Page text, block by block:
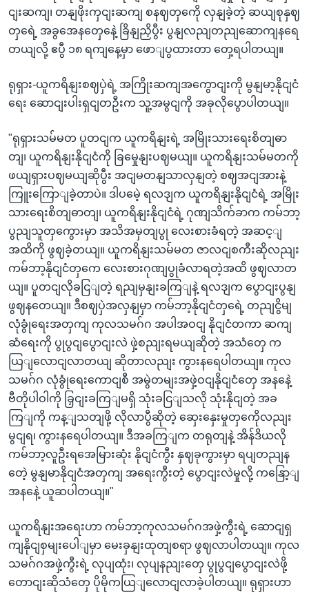
ငျးဆကျ၊ တနျဖိုးကှငျးဆကျ စနဈတှကေို လှနျခဲ့တဲ့ ဆယျစုနှဈ
တှရေဲ့ အခွအေနတှေနေဲ့ ခြိနျညှိပွီး ပွနျလညျတညျဆောကျနရေ
တယျလို့ ဧပွီ ၁၈ ရကျနေ့မှာ ဖောျပွထားတာ တှေ့ရပါတယျ။
ရုရှား-ယူကရိနျးစဈပှဲရဲ့ အကြိုးဆကျအကွောငျးကို မွနျမာ့နိုငျငံ
ရေး ဆောငျးပါးရှငျတဦးက သူ့အမွငျကို အခုလိုပွောပါတယျ။
"ရုရှားသမ်မတ ပူတငျက ယူကရိနျးရဲ့ အမြိုးသားရေးစိတျဓာ
တျ၊ ယူကရိနျးနိုငျငံကို ခြမှေုနျးပဈမယျ။ ယူကရိနျးသမ်မတကို
ဖယျရှားပဈမယျဆိုပွီး အငျမတနျသာလှနျတဲ့ စဈအငျအားနဲ့
ကြူးကြောျခဲ့တာပဲ။ ဒါပမေဲ့ ရလဒျက ယူကရိနျးနိုငျငံရဲ့ အမြိုး
သားရေးစိတျဓာတျ၊ ယူကရိနျးနိုငျငံရဲ့ ဂုဏျသိက်ခာက ကမ်ဘာ့
ပွညျသူတှကွေားမှာ အသိအမှတျပွု လေးစားခံရတဲ့ အဆင့ျ
အထိကို ဖွဈခဲ့တယျ။ ယူကရိနျးသမ်မတ ဇာလငျစကီးဆိုလညျး
ကမ်ဘာ့နိုငျငံတှကေ လေးစားဂုဏျပွုခံလာရတဲ့အထိ ဖွဈလာတ
ယျ။ ပူတငျလိုခငြျတဲ့ ရညျမှနျးခကြျနဲ့ ရလဒျက ပွောငျးပွနျ
ဖွဈနတေယျ။ ဒီစဈပှဲအလှနျမှာ ကမ်ဘာ့နိုငျငံတှရေဲ့ တညျငွိမျ
လုံခွုံရေးအတှကျ ကုလသမဂ်ဂ အပါအဝငျ နိုငျငံတကာ ဆကျ
ဆံရေးကို ပွုပွငျပွောငျးလဲ ဖှဲ့စညျးရမယျဆိုတဲ့ အသံတှေ က
ယြျလောငျလာတယျ ဆိုတာလညျး ကွားနရေပါတယျ။ ကုလ
သမဂ်ဂ လုံခွုံရေးကောငျစီ အမွဲတမျးအဖှဲ့ဝငျနိုငျငံတှေ အနနေဲ့
ဗီတိုပါဝါကို ခြှငျးခကြျမရှိ သုံးခငြျသလို သုံးနိုငျတဲ့ အခ
ကြျကို ကန့ျသတျဖို့ လိုလာပွီဆိုတဲ့ ဆှေးနှေးမှုတှကေိုလညျး
မွငျရ၊ ကွားနရေပါတယျ။ ဒီအခကြျက တရုတျနဲ့ အိန်ဒိယလို
ကမ်ဘာ့လူဦးရအေမြားဆုံး နိုငျငံကွီး နှဈခုကွားမှာ ရပျတညျန
တေဲ့ မွနျမာနိုငျငံအတှကျ အရေးကွီးတဲ့ ပွောငျးလဲမှုလို့ ကနြော့ျ
အနနေဲ့ ယူဆပါတယျ။"
ယူကရိနျးအရေးဟာ ကမ်ဘာ့ကုလသမဂ်ဂအဖှဲ့ကွီးရဲ့ ဆောငျရှ
ကျနိုငျစှမျးပေါျမှာ မေးခှနျးထုတျစရာ ဖွဈလာပါတယျ။ ကုလ
သမဂ်ဂအဖှဲ့ကွီးရဲ့ လုပျထုံး၊ လုပျနညျးတှေ ပွုပွငျပွောငျးလဲဖို့
တောငျးဆိုသံတှေ ပိုမိုကယြျလောငျလာခဲ့ပါတယျ။ ရုရှားဟာ